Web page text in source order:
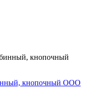
кнопочный ООО